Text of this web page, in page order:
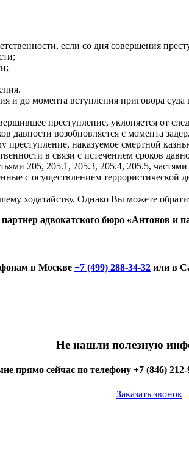
если со дня совершения
и до момента вступления приговора
преступление, уклоняется от
давности возобновляется с момента
наказуемое смертной
в связи с истечением сроков
205, 205.1, 205.3, 205.4, 205.5, частями
с осуществлением террористической
ходатайству. Однако Вы можете
адвокатского бюро «Антонов и
в Москве +7 (499) 288-34-32 или в
Не нашли полезную
прямо сейчас по телефону +7 (846)
Заказать звонок